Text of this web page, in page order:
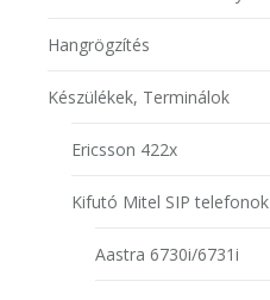
Hangrögzítés
Készülékek, Terminálok
Ericsson 422x
Kifutó Mitel SIP telefonok
Aastra 6730i/6731i